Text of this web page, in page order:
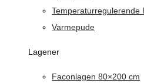
Temperaturregulerende
Varmepude
Lagener
Faconlagen 80×200 cm